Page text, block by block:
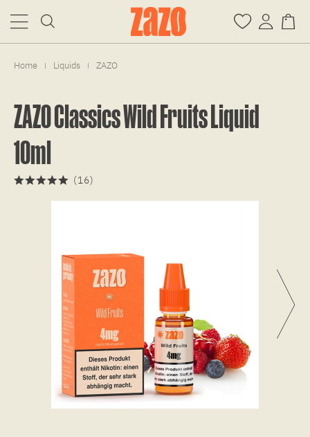
Home | Liquids | ZAZO
ZAZO Classics Wild Fruits Liquid
10ml
(16)